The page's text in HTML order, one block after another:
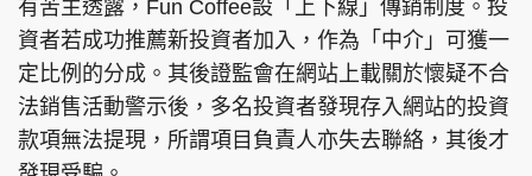
有苦主透露，Fun Coffee設「上下線」傳銷制度。投
資者若成功推薦新投資者加入，作為「中介」可獲一
定比例的分成。其後證監會在網站上載關於懷疑不合
法銷售活動警示後，多名投資者發現存入網站的投資
款項無法提現，所謂項目負責人亦失去聯絡，其後才